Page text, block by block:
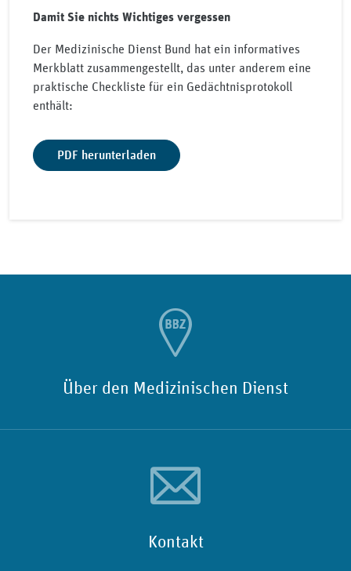
Damit Sie nichts Wichtiges vergessen
Der Medizinische Dienst Bund hat ein informatives
Merkblatt zusammengestellt, das unter anderem eine
praktische Checkliste für ein Gedächtnisprotokoll
enthält:
PDF herunterladen
Über den Medizinischen Dienst
Kontakt